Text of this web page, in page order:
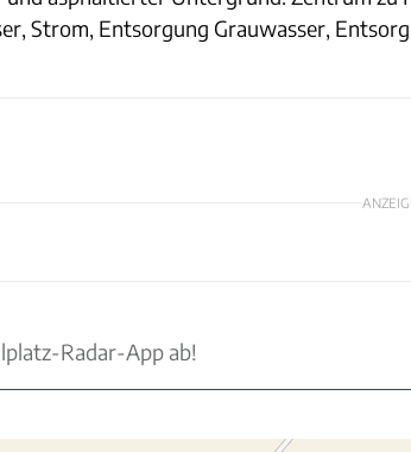
Strom, Entsorgung Grauwasser,
Radar-App ab!